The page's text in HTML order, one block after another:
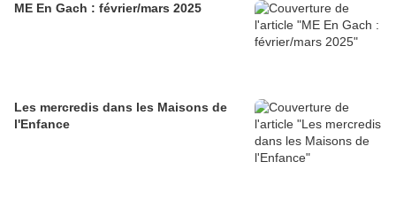
ME En Gach : février/mars 2025
Les mercredis dans les Maisons de
l'Enfance